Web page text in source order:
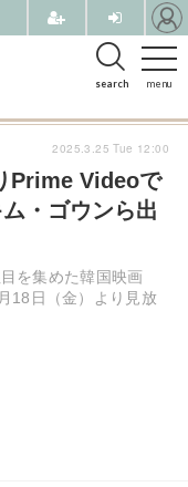
menu
search
Prime Videoで
・ゴウンら出
を集めた韓国映画
18日（金）より見放
2025.3.25 Tue 12:00